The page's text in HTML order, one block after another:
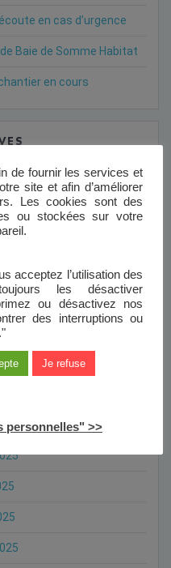
en cas d’urgence
Baie de Somme Habitat
en cours
2025
de fournir les services et
site et afin d’améliorer
Les cookies sont des
ou stockées sur votre
acceptez l’utilisation des
les désactiver
ou désactivez nos
des interruptions ou
Je refuse
personnelles" >>